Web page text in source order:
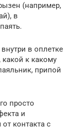
(например,
в
в оплетке
какой к какому
припой
просто
и
контакта с